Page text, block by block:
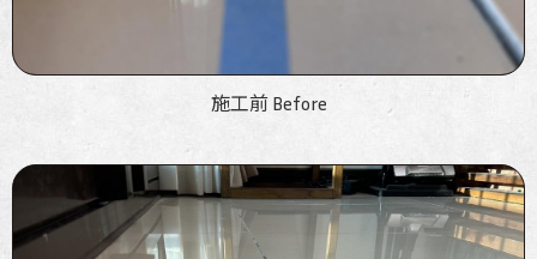
施工前 Before